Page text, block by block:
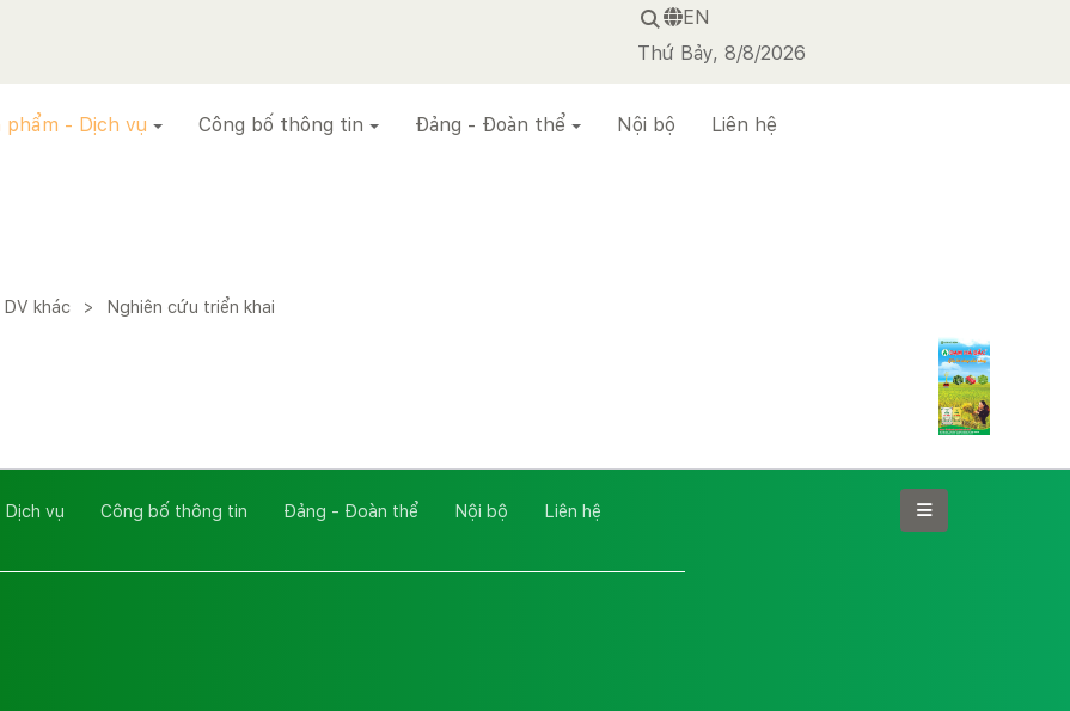
EN
Thứ Bảy, 8/8/2026
phẩm - Dịch vụ Công bố thông tin Đảng - Đoàn thể Nội bộ Liên hệ
khác > Nghiên cứu triển khai
vụ Công bố thông tin Đảng - Đoàn thể Nội bộ Liên hệ